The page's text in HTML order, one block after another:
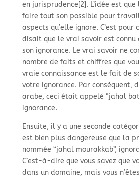
en jurisprudence[2]. L’idée est
faire tout son possible pour
aspects qu’elle ignore. C’est pour
disait que le vrai savoir est connu
son ignorance. Le vrai savoir ne
nombre de faits et chiffres que
vraie connaissance est le fait de
votre ignorance. Par conséquent,
arabe, ceci était appelé “jahal
ignorance.
Ensuite, il y a une seconde
est bien plus dangereuse que la
nommée “jahal mourakkab”,
C’est-à-dire que vous savez que
dans un domaine, mais vous